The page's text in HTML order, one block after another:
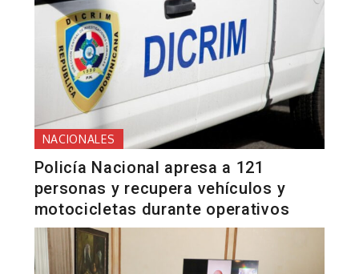
NACIONALES
Policía Nacional apresa a 121
personas y recupera vehículos y
motocicletas durante operativos